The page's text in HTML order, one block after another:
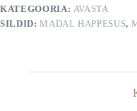
KATEGOORIA: AVASTA
SILDID:MADAL HAPPESUS,